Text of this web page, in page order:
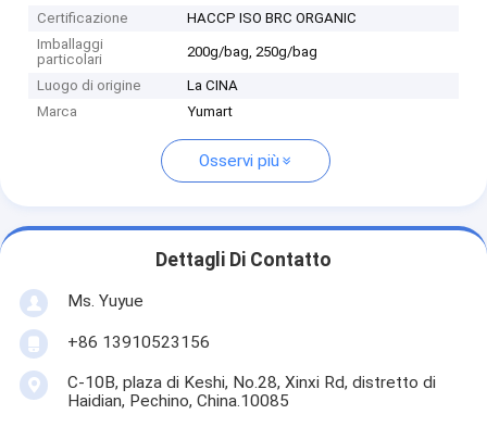
Certificazione
HACCP ISO BRC ORGANIC
Imballaggi
particolari
200g/bag, 250g/bag
Luogo di origine
La CINA
Marca
Yumart
Osservi più
Dettagli Di Contatto
Ms. Yuyue
+86 13910523156
C-10B, plaza di Keshi, No.28, Xinxi Rd, distretto di
Haidian, Pechino, China.10085